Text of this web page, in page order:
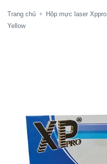
Trang chủ + Hộp mực laser Xppro
Yellow